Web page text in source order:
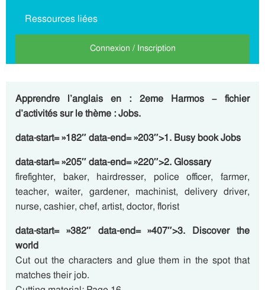
Ressources liées
Connexion / Inscription
Apprendre l’anglais en : 2eme Harmos – fichier
d’activités sur le thème : Jobs.
data-start= »182″ data-end= »203″>1. Busy book Jobs
data-start= »205″ data-end= »220″>2. Glossary
firefighter, baker, hairdresser, police officer, farmer,
teacher, waiter, gardener, machinist, delivery driver,
nurse, cashier, chef, artist, doctor, florist
data-start= »382″ data-end= »407″>3. Discover the
world
Cut out the characters and glue them in the spot that
matches their job.